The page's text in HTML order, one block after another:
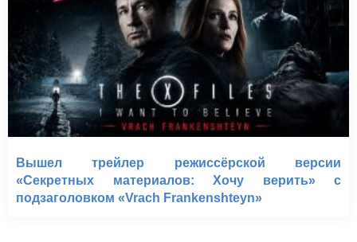
Вышел трейлер режиссёрской версии
«Секретных материалов: Хочу верить» с
подзаголовком «Vrach Frankenshteyn»